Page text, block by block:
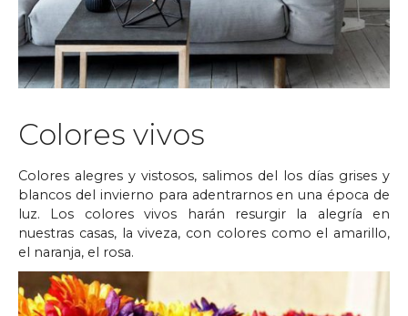
Colores vivos
Colores alegres y vistosos, salimos del los días grises y
blancos del invierno para adentrarnos en una época de
luz. Los colores vivos harán resurgir la alegría en
nuestras casas, la viveza, con colores como el amarillo,
el naranja, el rosa.